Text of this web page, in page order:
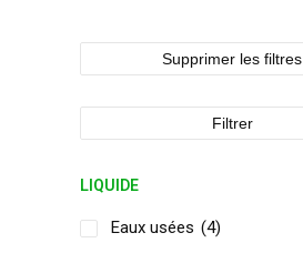
Supprimer les filtres
Filtrer
LIQUIDE
Eaux usées (4)